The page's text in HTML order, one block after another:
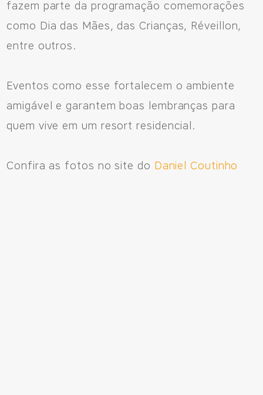
fazem parte da programação comemorações
como Dia das Mães, das Crianças, Réveillon,
entre outros.
Eventos como esse fortalecem o ambiente
amigável e garantem boas lembranças para
quem vive em um resort residencial.
Confira as fotos no site do Daniel Coutinho